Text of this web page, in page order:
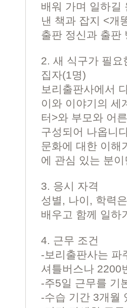
배워 가며 일하길
낸 책과 잡지 <개
출판 정신과 출판
2. 새 식구가 필요
집자(1명)
보리출판사에서
이와 이야기의 세
터>와 부모와 어
구성되어 나옵니
문화에 대한 이해
에 관심 있는 분
3. 응시 자격
성별, 나이, 학력
배우고 함께 일하
4. 근무 조건
-보리출판사는 파
셔틀버스나 2200
-주5일 근무를 기
-수습 기간 3개월